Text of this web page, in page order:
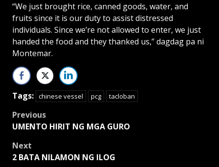
“We just brought rice, canned goods, water, and
fruits since it is our duty to assist distressed
individuals. Since we’re not allowed to enter, we just
handed the food and they thanked us,” dagdag pa ni
Montemar.
Tags: chinese vessel pcg tacloban
Post
Previous
UMENTO HIRIT NG MGA GURO
Next
2 BATA NILAMON NG ILOG